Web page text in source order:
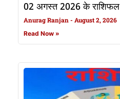
02 अगस्त 2026 के राशिफल
Anurag Ranjan August 2, 2026
Read Now »